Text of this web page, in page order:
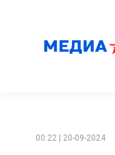
00:22 | 20-09-2024